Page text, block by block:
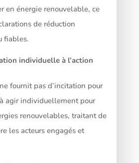
en énergie renouvelable, ce
de réduction
fiables.
individuelle à l’action
fournit pas d’incitation pour
agir individuellement pour
renouvelables, traitant de
les acteurs engagés et